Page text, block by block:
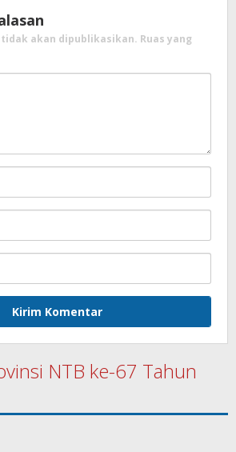
akan dipublikasikan. Ruas yang
NTB ke-67 Tahun